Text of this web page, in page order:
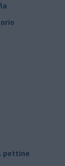
pettine